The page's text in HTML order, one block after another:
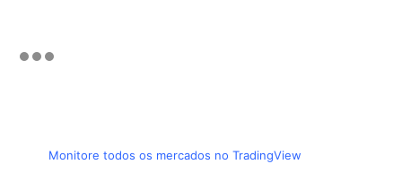
Monitore todos os mercados no TradingView